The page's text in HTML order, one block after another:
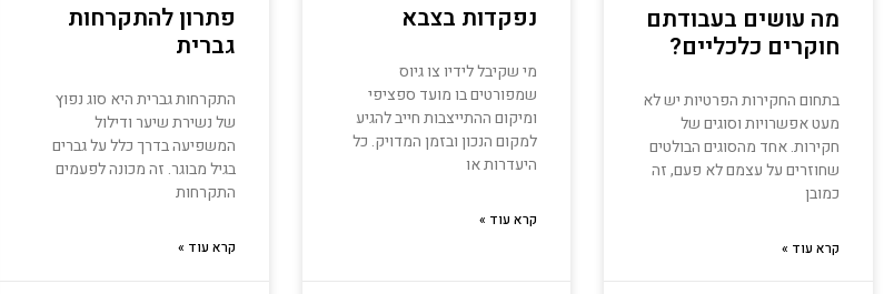
מה עושים בעבודתם
חוקרים כלכליים?
בתחום החקירות הפרטיות יש לא
מעט אפשרויות וסוגים של
חקירות. אחד מהסוגים הבולטים
שחוזרים על עצמם לא פעם, זה
כמובן
קרא עוד »
נפקדות בצבא
מי שקיבל לידיו צו גיוס
שמפורטים בו מועד ספציפי
ומיקום ההתייצבות חייב להגיע
למקום הנכון ובזמן המדויק. כל
היעדרות או
קרא עוד »
פתרון להתקרחות
גברית
התקרחות גברית היא סוג נפוץ
של נשירת שיער ודילול
המשפיעה בדרך כלל על גברים
בגיל מבוגר. זה מכונה לפעמים
התקרחות
קרא עוד »